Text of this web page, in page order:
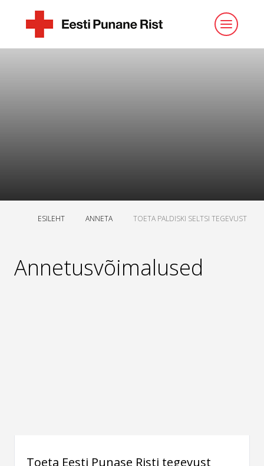
ESILEHT ANNETA TOETA PALDISKI SELTSI TEGEVUST
Annetusvõimalused
Toeta Eesti Punase Risti tegevust